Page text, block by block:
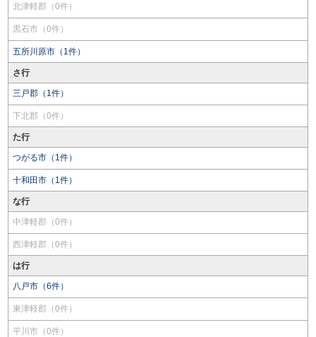
北津軽郡（0件）
黒石市（0件）
五所川原市（1件）
さ行
三戸郡（1件）
下北郡（0件）
た行
つがる市（1件）
十和田市（1件）
な行
中津軽郡（0件）
西津軽郡（0件）
は行
八戸市（6件）
東津軽郡（0件）
平川市（0件）